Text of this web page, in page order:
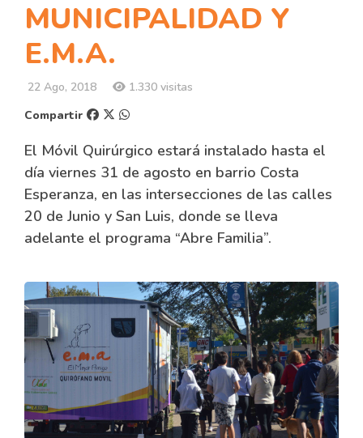
MUNICIPALIDAD Y
E.M.A.
22 Ago, 2018
1.330 visitas
Compartir
El Móvil Quirúrgico estará instalado hasta el
día viernes 31 de agosto en barrio Costa
Esperanza, en las intersecciones de las calles
20 de Junio y San Luis, donde se lleva
adelante el programa “Abre Familia”.